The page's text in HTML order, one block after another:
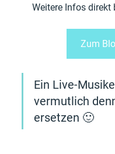
Weitere Infos
Zum
Ein Live-
vermutlich
ersetzen 🙂